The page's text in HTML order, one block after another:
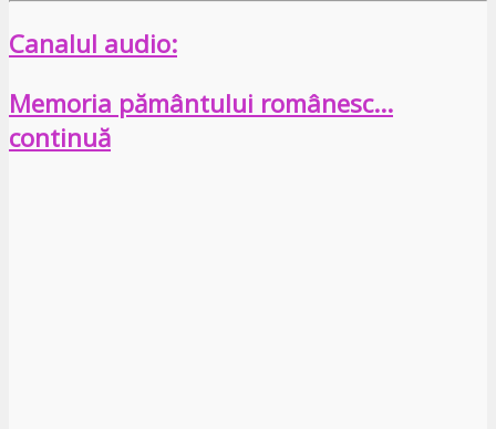
Canalul audio:
Memoria pământului românesc…
continuă